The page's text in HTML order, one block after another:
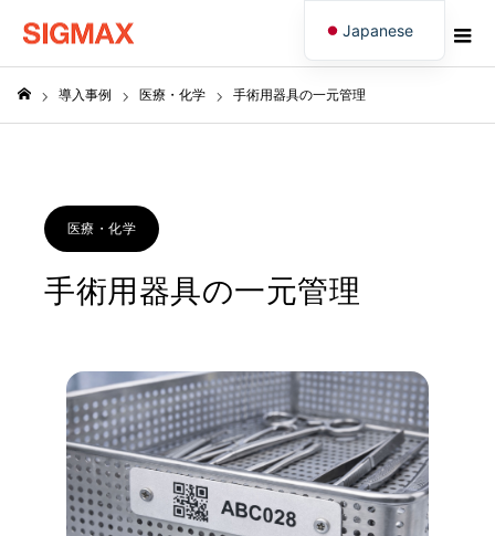
導入事例 医療・化学 手術用器具の一元管理
医療・化学
手術用器具の一元管理
Japanese
English